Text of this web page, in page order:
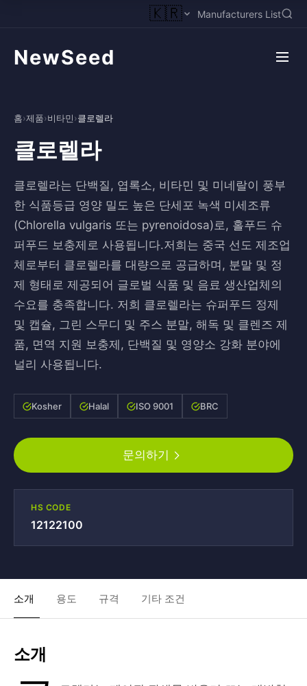
🇰🇷 Manufacturers List
NewSeed
홈›제품›비타민›클로렐라
클로렐라
클로렐라는 단백질, 엽록소, 비타민 및 미네랄이 풍부
한 식품등급 영양 밀도 높은 단세포 녹색 미세조류
(Chlorella vulgaris 또는 pyrenoidosa)로, 홀푸드 슈
퍼푸드 보충제로 사용됩니다.저희는 중국 선도 제조업
체로부터 클로렐라를 대량으로 공급하며, 분말 및 정
제 형태로 제공되어 글로벌 식품 및 음료 생산업체의
수요를 충족합니다. 저희 클로렐라는 슈퍼푸드 정제
및 캡슐, 그린 스무디 및 주스 분말, 해독 및 클렌즈 제
품, 면역 지원 보충제, 단백질 및 영양소 강화 분야에
널리 사용됩니다.
Kosher Halal ISO 9001 BRC
문의하기
HS CODE
12122100
소개 용도 규격 기타 조건
소개